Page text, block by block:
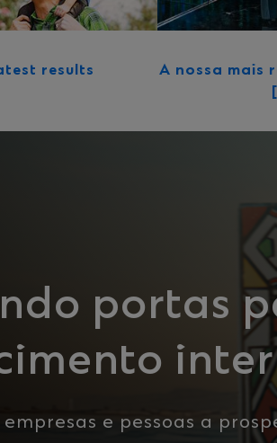
results
A nossa mais
portas
e pessoas a